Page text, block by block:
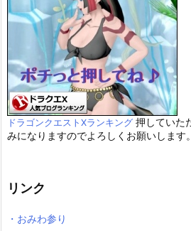
ドラゴンクエストXランキング 押していた
みになりますのでよろしくお願いします。
リンク
・おみわ参り